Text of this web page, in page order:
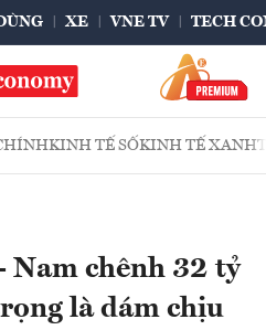
XE VNE TV TECH
KINH TẾ SỐKINH TẾ XANH
Nam chênh 32 tỷ
là dám chịu